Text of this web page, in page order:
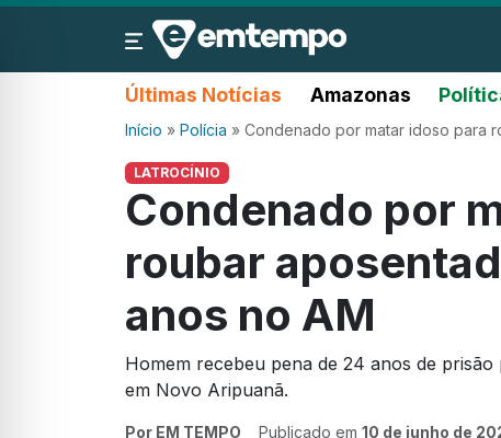
Últimas Notícias Amazonas
Início » Polícia » Condenado por matar idoso para
LATROCÍNIO
Condenado por
roubar
anos no AM
Homem recebeu pena de 24 anos de
em Novo Aripuanã.
Por EM TEMPO Publicado em 10 de junho de